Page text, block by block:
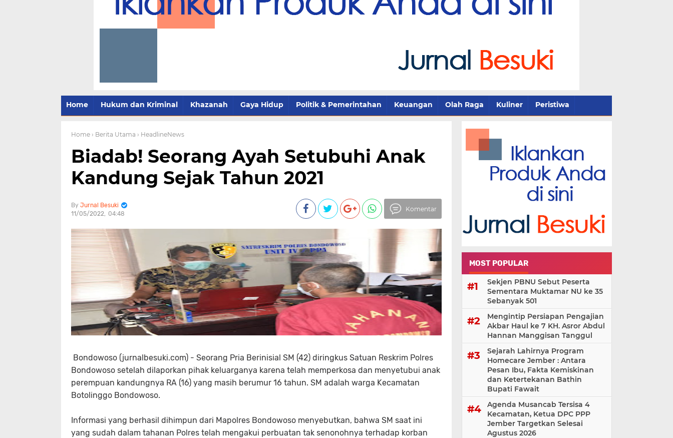
Home Hukum dan Kriminal Khazanah Gaya Hidup Politik & Pemerintahan Keuangan Olah Raga Kuliner Peristiwa
Home › Berita Utama › HeadlineNews
Biadab! Seorang Ayah Setubuhi Anak
Kandung Sejak Tahun 2021
Jurnal Besuki
11/05/2022 04:48
Komentar
Bondowoso (jurnalbesuki.com) - Seorang Pria Berinisial SM (42) diringkus Satuan Reskrim Polres
Bondowoso setelah dilaporkan pihak keluarganya karena telah memperkosa dan menyetubui anak
perempuan kandungnya RA (16) yang masih berumur 16 tahun. SM adalah warga Kecamatan
Botolinggo Bondowoso.
Informasi yang berhasil dihimpun dari Mapolres Bondowoso menyebutkan, bahwa SM saat ini
yang sudah dalam tahanan Polres telah mengakui perbuatan tak senonohnya terhadap korban
MOST POPULAR
Sekjen PBNU Sebut Peserta
Sementara Muktamar NU ke 35
Sebanyak 501
Mengintip Persiapan Pengajian
Akbar Haul ke 7 KH. Asror Abdul
Hannan Manggisan Tanggul
Sejarah Lahirnya Program
Homecare Jember : Antara
Pesan Ibu, Fakta Kemiskinan
dan Ketertekanan Bathin
Bupati Fawait
Agenda Musancab Tersisa 4
Kecamatan, Ketua DPC PPP
Jember Targetkan Selesai
Agustus 2026